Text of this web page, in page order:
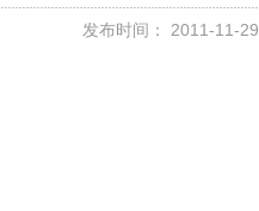
发布时间： 2011-11-